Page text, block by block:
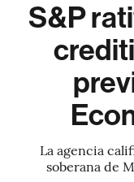
S&P
La agencia
soberana de